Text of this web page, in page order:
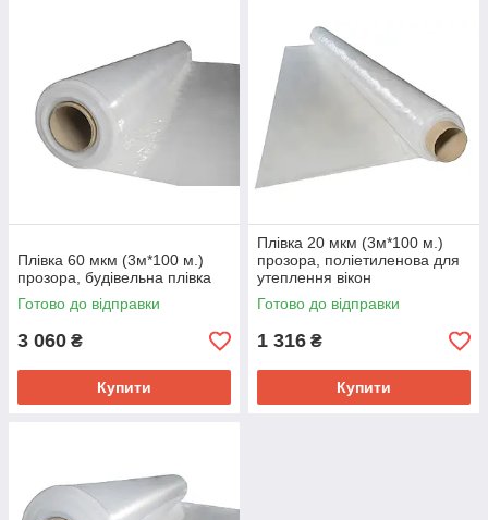
Плівка 60 мкм (3м*100 м.)
прозора, будівельна плівка
Готово до відправки
3 060 ₴
Купити
Плівка 20 мкм (3м*100 м.)
прозора, поліетиленова для
утеплення вікон
Готово до відправки
1 316 ₴
Купити